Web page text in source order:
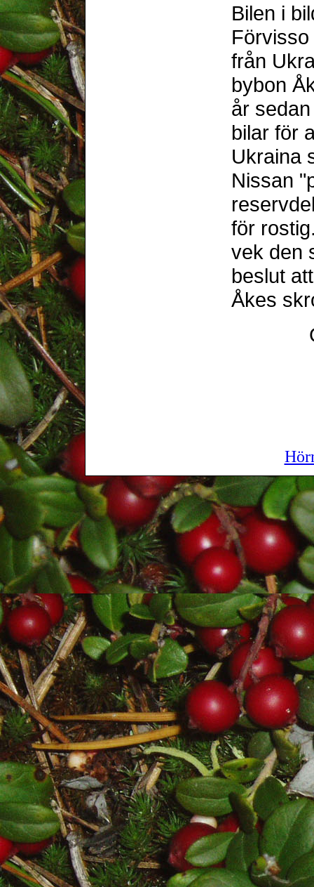
Bilen i
från
bybon
år
bilar för
Ukraina
Nissan
för
vek den
beslut
Åkes